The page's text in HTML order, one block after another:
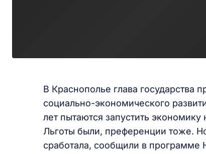
В Краснополье глава государства
социально-экономического
лет пытаются запустить
Льготы были, преференции тоже.
сработала, сообщили в программе